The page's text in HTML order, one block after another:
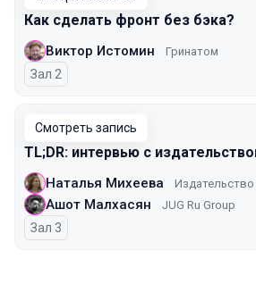
Как сделать фронт без бэка?
Виктор Истомин Гринатом
Зал 2
Смотреть запись
TL;DR: интервью с
Наталья Михеева Издательство
Ашот Малхасян JUG Ru Group
Зал 3